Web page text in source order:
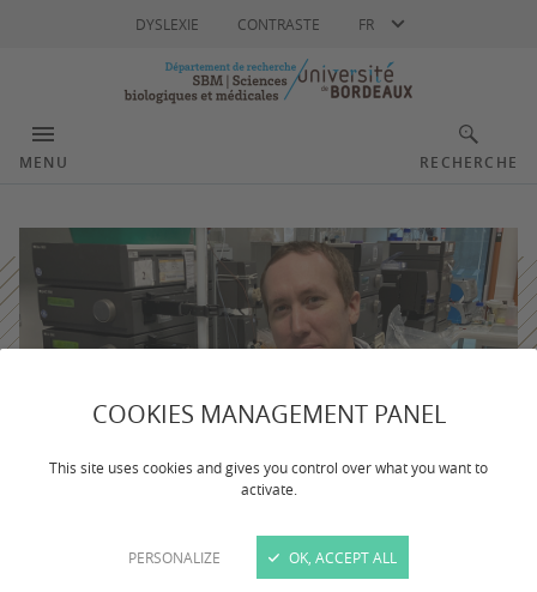
COOKIES MANAGEMENT PANEL
This site uses cookies and gives you control over what you want to
activate.
PERSONALIZE OK, ACCEPT ALL
DYSLEXIE CONTRASTE FR
MENU RECHERCHE
Equipements et plateformes